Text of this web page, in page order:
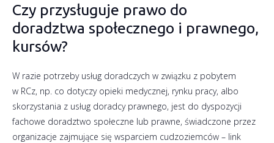
Czy przysługuje prawo do
doradztwa społecznego i prawnego,
kursów?
W razie potrzeby usług doradczych w związku z pobytem
w RCz, np. co dotyczy opieki medycznej, rynku pracy, albo
skorzystania z usług doradcy prawnego, jest do dyspozycji
fachowe doradztwo społeczne lub prawne, świadczone przez
organizacje zajmujące się wsparciem cudzoziemców – link